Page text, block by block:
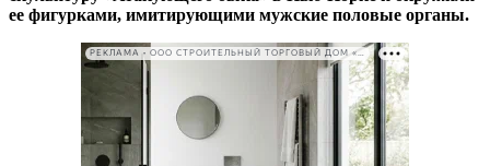
ее фигурками, имитирующими мужские половые органы.
РЕКЛАМА • ООО СТРОИТЕЛЬНЫЙ ТОРГОВЫЙ ДОМ «ПЕТРОВИЧ». ИНН: 7802348846